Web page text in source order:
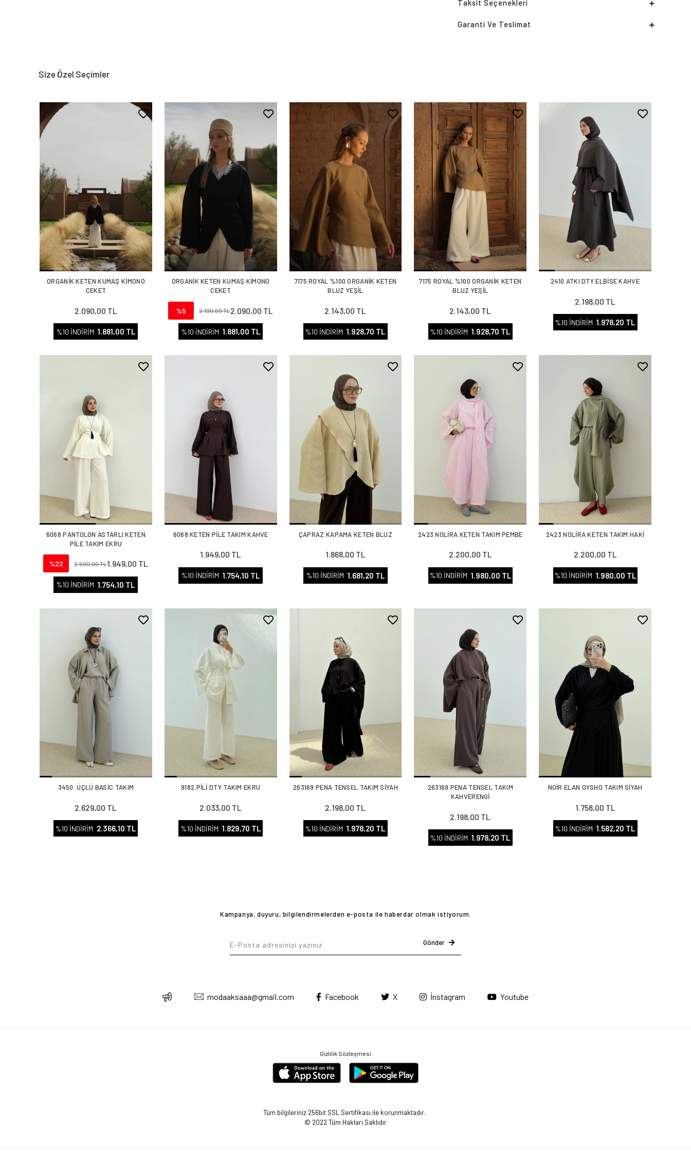
Taksit Seçenekleri
Garanti Ve Teslimat
Size Özel Seçimler
ORGANİK KETEN KUMAŞ KİMONO
CEKET
2.090,00 TL
%10 İNDİRİM 1.881,00 TL
ORGANİK KETEN KUMAŞ KİMONO
CEKET
%5 2.190,00 TL2.090,00 TL
%10 İNDİRİM 1.881,00 TL
7175 ROYAL %100 ORGANİK KETEN
BLUZ YEŞİL
2.143,00 TL
%10 İNDİRİM 1.928,70 TL
7175 ROYAL %100 ORGANİK KETEN
BLUZ YEŞİL
2.143,00 TL
%10 İNDİRİM 1.928,70 TL
2410 ATKI DTY ELBİSE KAHVE
2.198,00 TL
%10 İNDİRİM 1.978,20 TL
6068 PANTOLON ASTARLI KETEN
PİLE TAKIM EKRU
%22 2.500,00 TL1.949,00 TL
%10 İNDİRİM 1.754,10 TL
6068 KETEN PİLE TAKIM KAHVE
1.949,00 TL
%10 İNDİRİM 1.754,10 TL
ÇAPRAZ KAPAMA KETEN BLUZ
1.868,00 TL
%10 İNDİRİM 1.681,20 TL
2423 NOLİRA KETEN TAKIM PEMBE
2.200,00 TL
%10 İNDİRİM 1.980,00 TL
2423 NOLİRA KETEN TAKIM HAKİ
2.200,00 TL
%10 İNDİRİM 1.980,00 TL
3450. ÜÇLÜ BASİC TAKIM
2.629,00 TL
%10 İNDİRİM 2.366,10 TL
9182 PİLİ DTY TAKIM EKRU
2.033,00 TL
%10 İNDİRİM 1.829,70 TL
263169 PENA TENSEL TAKIM SİYAH
2.198,00 TL
%10 İNDİRİM 1.978,20 TL
263169 PENA TENSEL TAKIM
KAHVERENGİ
2.198,00 TL
%10 İNDİRİM 1.978,20 TL
NOİR ELAN OYSHO TAKIM SİYAH
1.758,00 TL
%10 İNDİRİM 1.582,20 TL
Kampanya, duyuru, bilgilendirmelerden e-posta ile haberdar olmak istiyorum.
Gönder
modaaksaaa@gmail.com Facebook X İnstagram Youtube
Gizlilik Sözleşmesi
Tüm bilgileriniz 256bit SSL Sertifikası ile korunmaktadır.
© 2022Tüm Hakları Saklıdır